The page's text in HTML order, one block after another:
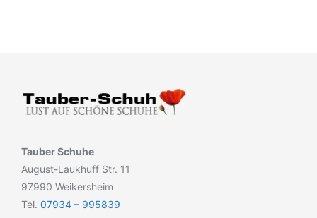
Tauber Schuhe
August-Laukhuff Str. 11
97990 Weikersheim
Tel. 07934 – 995839